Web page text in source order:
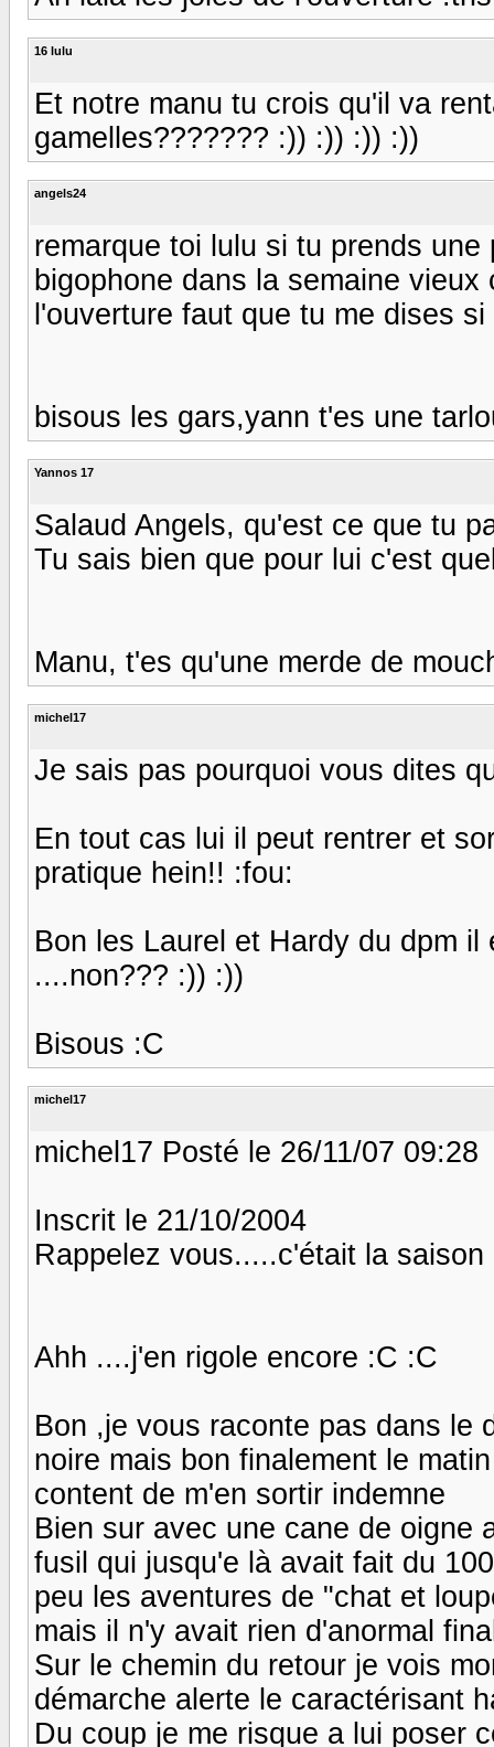
16 lulu
Et notre manu tu crois qu'il va
gamelles??????? :)) :)) :)) :))
angels24
remarque toi lulu si tu prends
bigophone dans la semaine
l'ouverture faut que tu me dises
bisous les gars,yann t'es une
Yannos 17
Salaud Angels, qu'est ce que tu
Tu sais bien que pour lui c'est
Manu, t'es qu'une merde de
michel17
Je sais pas pourquoi vous dites
En tout cas lui il peut rentrer et
pratique hein!! :fou:
Bon les Laurel et Hardy du dpm
....non??? :)) :))
Bisous :C
michel17
michel17 Posté le 26/11/07 09:28
Inscrit le 21/10/2004
Rappelez vous.....c'était la
Ahh ....j'en rigole encore :C :C
Bon ,je vous raconte pas dans le
noire mais bon finalement le
content de m'en sortir indemne
Bien sur avec une cane de oigne
fusil qui jusqu'e là avait fait du
peu les aventures de "chat et
mais il n'y avait rien d'anormal
Sur le chemin du retour je vois
démarche alerte le caractérisant
Du coup je me risque a lui poser